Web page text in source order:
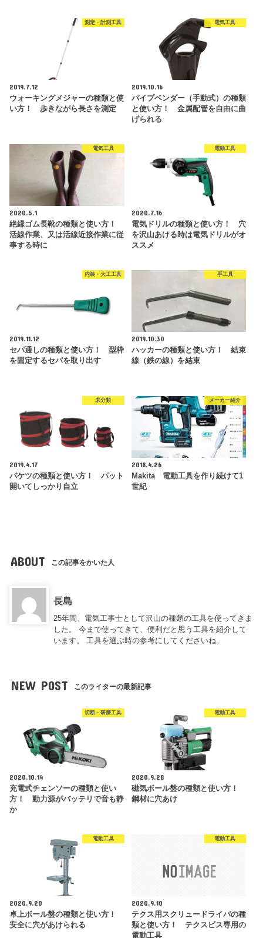
測定・計測工具
2019.7.12
ウォーキングメジャーの種類と使
い方！ 歩きながら長さを測定
電気工具
2019.10.16
パイプベンダー（手動式）の種類
と使い方！ 金属配管を自由に曲
げられる
電気工具
2020.5.1
絶縁ゴム長靴の種類と使い方！
活線作業、又は活線近接作業に従
事する時に
電動工具
2020.7.16
電気ドリルの種類と使い方！ 穴
を沢山あける時は電気ドリルがオ
ススメ
内装・大工工具
2019.11.12
セパ通しの種類と使い方！ 型枠
を固定するセパを取り出す
手工具
2019.10.30
ハッカーの種類と使い方！ 結束
線（鉄の線）を結束
未分類
2019.4.17
バケツの種類と使い方！ パット
開いてしっかり自立
メーカー紹介
2018.4.26
Makita 電動工具を作り続けて1
世紀
ABOUT この記事をかいた人
長島
25年間、電気工事士として沢山の種類の工具を使ってきま
した。 今まで使ってきて、便利だと思う工具を紹介して
います。 工具を選ぶ時の参考にしてくださいね。
NEW POST このライターの最新記事
切断・研磨工具
2020.10.14
充電式チェンソーの種類と使い
方！ 動力源がバッテリで音も静
か
電動工具
2020.9.28
磁気ボール盤の種類と使い方！
鋼材に穴あけ
電動工具
2020.9.20
卓上ボール盤の種類と使い方！
安全に穴があけられる
電動工具
2020.9.10
テクス用スクリュードライバの種
類と使い方！ テクスビス専用の
電動工具